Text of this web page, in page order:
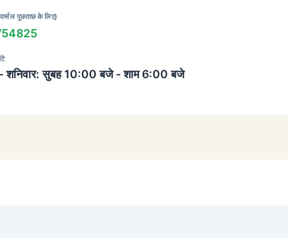
पूछताछ के लिए)
- शनिवार: सुबह 10:00 बजे - शाम 6:00 बजे